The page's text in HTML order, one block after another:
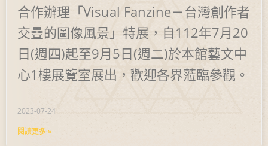
合作辦理「Visual Fanzine－台灣創作者
交疊的圖像風景」特展，自112年7月20
日(週四)起至9月5日(週二)於本館藝文中
心1樓展覽室展出，歡迎各界蒞臨參觀。
2023-07-24
閱讀更多 »